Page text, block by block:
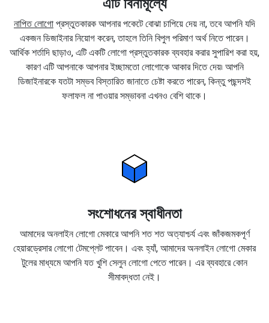
নাপিত লোগো প্রস্তুতকারক আপনার পকেটে বোঝা চাপিয়ে দেয় না, তবে আপনি যদি
একজন ডিজাইনার নিয়োগ করেন, তাহলে তিনি বিপুল পরিমাণ অর্থ নিতে পারেন।
আর্থিক শর্তাদি ছাড়াও, এটি একটি লোগো প্রস্তুতকারক ব্যবহার করার সুপারিশ করা হয়,
কারণ এটি আপনাকে আপনার ইচ্ছামতো লোগোকে আকার দিতে দেয়৷ আপনি
ডিজাইনারকে যতটা সম্ভব বিস্তারিত জানাতে চেষ্টা করতে পারেন, কিন্তু পছন্দসই
ফলাফল না পাওয়ার সম্ভাবনা এখনও বেশি থাকে।
সংশোধনের স্বাধীনতা
আমাদের অনলাইন লোগো মেকারে আপনি শত শত অত্যাশ্চর্য এবং জাঁকজমকপূর্ণ
হেয়ারড্রেসার লোগো টেমপ্লেট পাবেন। এবং হ্যাঁ, আমাদের অনলাইন লোগো মেকার
টুলের মাধ্যমে আপনি যত খুশি সেলুন লোগো পেতে পারেন। এর ব্যবহারে কোন
সীমাবদ্ধতা নেই।